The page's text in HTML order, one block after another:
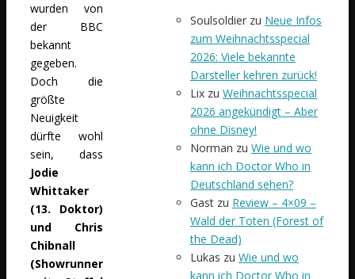
wurden von
der BBC
bekannt
gegeben.
Doch die
größte
Neuigkeit
dürfte wohl
sein, dass
Jodie
Whittaker
(13. Doktor)
und Chris
Chibnall
(Showrunner
Soulsoldier zu Neue Infos
zum Weihnachtsspecial
2026: Viele bekannte
Darsteller kehren zurück!
Lix zu Weihnachtsspecial
2026 angekündigt – Aber
ohne Disney!
Norman zu Wie und wo
kann ich Doctor Who in
Deutschland sehen?
Gast zu Review – 4×09 –
Wald der Toten (Forest of
the Dead)
Lukas zu Wie und wo
kann ich Doctor Who in